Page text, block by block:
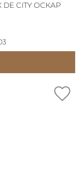
CITY ОСКАР